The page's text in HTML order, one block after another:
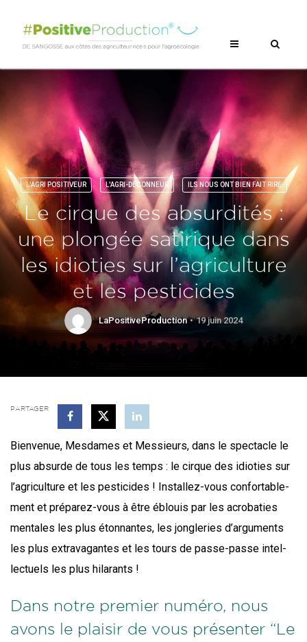
L'AGRI POSITIVEUR L'AGRI-DÉCONNEUR ILS NOUS ONT BIEN FAIT RIRE
Le cirque des absurdités :
une plongée satirique dans
les idioties sur l’agriculture
et les pesticides
LaPositiveProduction 19 juin 2024
PARTAGER
Bien­ve­nue, Mes­dames et Mes­sieurs, dans le spec­tacle le
plus absurde de tous les temps : le cirque des idio­ties sur
l’a­gri­cul­ture et les pes­ti­cides ! Ins­tal­lez-vous confor­ta­ble­
ment et pré­pa­rez-vous à être éblouis par les acro­ba­ties
men­tales les plus éton­nantes, les jon­gle­ries d’ar­gu­ments
les plus extra­va­gantes et les tours de passe-passe intel­
lec­tuels les plus hilarants !
Dans notre premier numéro, nous
avons le plaisir de vous présenter “Le